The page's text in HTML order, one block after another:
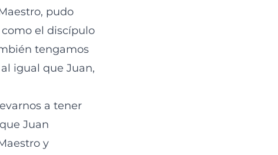
pudo
el discípulo
tengamos
igual que Juan,
a tener
Juan
y